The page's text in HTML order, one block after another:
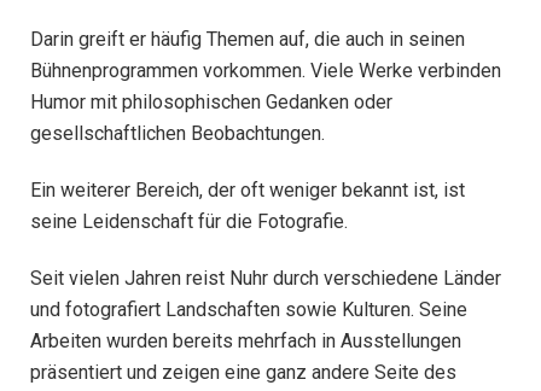
Darin greift er häufig Themen auf, die auch in seinen
Bühnenprogrammen vorkommen. Viele Werke verbinden
Humor mit philosophischen Gedanken oder
gesellschaftlichen Beobachtungen.
Ein weiterer Bereich, der oft weniger bekannt ist, ist
seine Leidenschaft für die Fotografie.
Seit vielen Jahren reist Nuhr durch verschiedene Länder
und fotografiert Landschaften sowie Kulturen. Seine
Arbeiten wurden bereits mehrfach in Ausstellungen
präsentiert und zeigen eine ganz andere Seite des